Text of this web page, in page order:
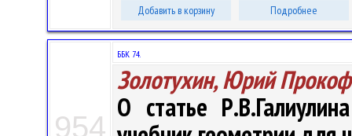
Добавить в корзину Подробнее
954
ББК 74.
Золотухин, Юрий
О статье